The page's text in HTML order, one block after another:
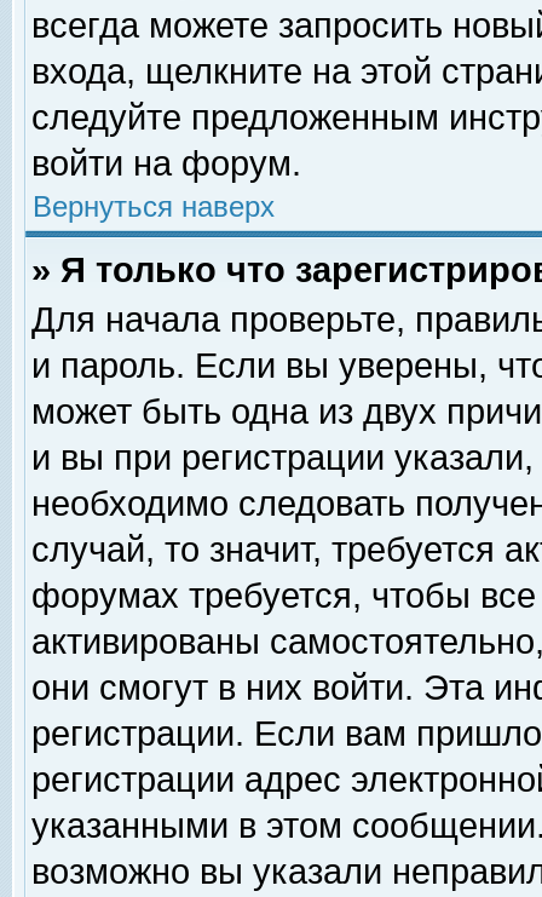
всегда можете запросить
входа, щелкните на этой
следуйте предложенным
войти на форум.
Вернуться наверх
» Я только что
Для начала проверьте,
и пароль. Если вы уверены,
может быть одна из двух
и вы при регистрации
необходимо следовать
случай, то значит, требуется
форумах требуется, чтобы
активированы
они смогут в них войти. Эта
регистрации. Если вам
регистрации адрес
указанными в этом
возможно вы указали